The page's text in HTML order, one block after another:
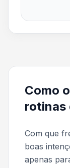
Como
rotinas
Com que
boas
apenas